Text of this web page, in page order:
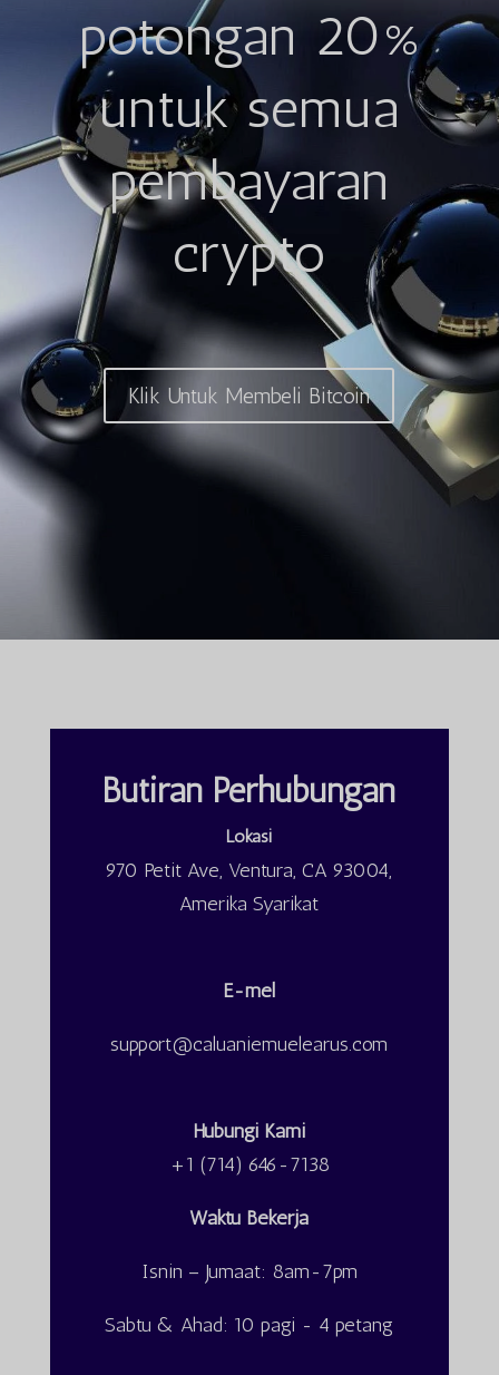
potongan 20%
untuk semua
pembayaran
crypto
Klik Untuk Membeli Bitcoin
Butiran Perhubungan
Lokasi
970 Petit Ave, Ventura, CA 93004,
Amerika Syarikat​
E-mel
support@caluaniemuelearus.com
Hubungi Kami
+1 (714) 646-7138
Waktu Bekerja
Isnin – Jumaat: 8am-7pm
Sabtu & Ahad: 10 pagi - 4 petang
日本語